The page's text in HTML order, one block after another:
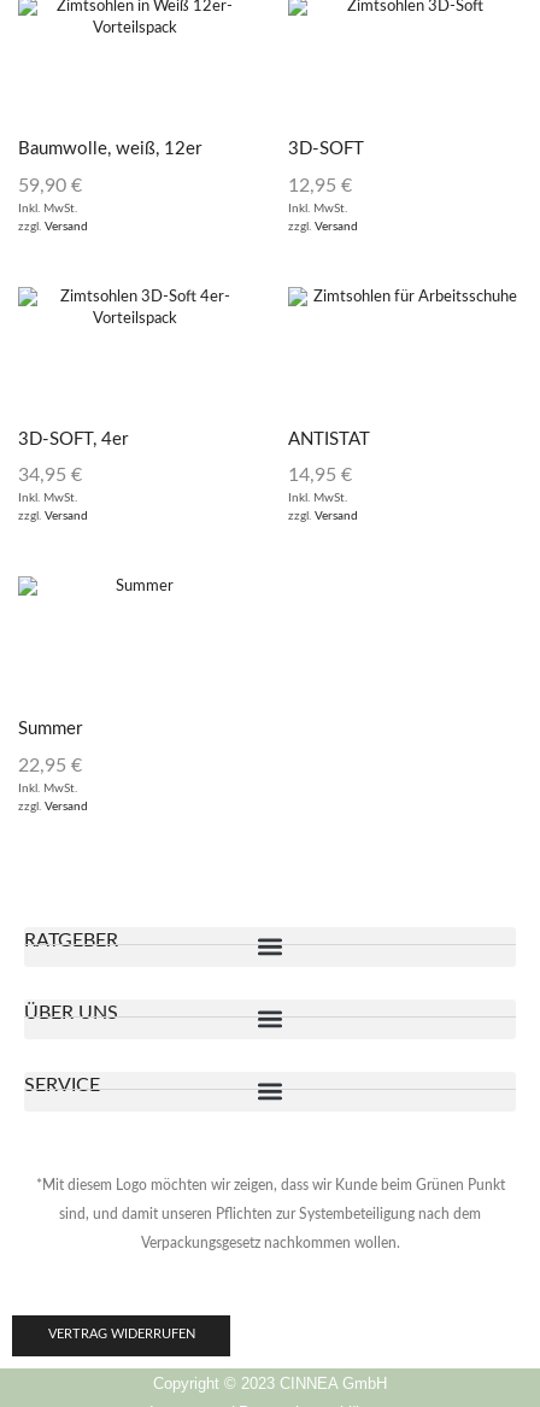
Baumwolle, weiß, 12er
Vorteilspack
59,90 €
Inkl. MwSt.
zzgl. Versand
3D-SOFT
12,95 €
Inkl. MwSt.
zzgl. Versand
3D-SOFT, 4er
Vorteilspack
34,95 €
Inkl. MwSt.
zzgl. Versand
ANTISTAT
14,95 €
Inkl. MwSt.
zzgl. Versand
Summer
22,95 €
Inkl. MwSt.
zzgl. Versand
RATGEBER
ÜBER UNS
SERVICE
*Mit diesem Logo möchten wir zeigen, dass wir Kunde beim Grünen Punkt
sind, und damit unseren Pflichten zur Systembeteiligung nach dem
Verpackungsgesetz nachkommen wollen.
VERTRAG WIDERRUFEN
Copyright © 2023 CINNEA GmbH